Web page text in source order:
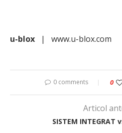
u-blox | www.u-blox.com
0 comments 0
Articol
SISTEM INTEGRAT